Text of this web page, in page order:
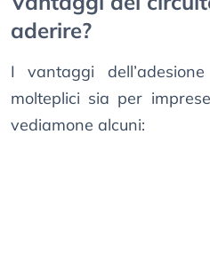
aderire?
I vantaggi
molteplici sia per
vediamone alcuni: